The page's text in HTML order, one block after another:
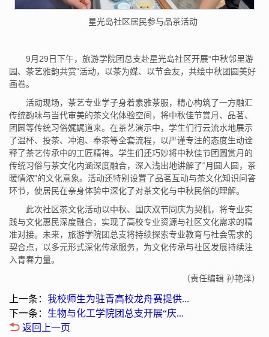
星光岛社区居民参与品茶活动
9月29日下午，旅游学院团总支赴星光岛社区开展“中秋邻里游
园、茶艺雅韵共赏”活动，以茶为媒、以节会友，共绘中秋团圆美好
画卷。
活动现场，茶艺专业学子身着素雅茶服，精心构筑了一方融汇
传统韵味与当代审美的茶文化体验空间，将中秋佳节赏月、品茗、
团圆等传统习俗娓娓道来。在茶艺演示中，学生们行云流水地展示
了温杯、投茶、冲泡、奉茶等全套流程，以严谨专注的态度生动诠
释了茶艺传承中的工匠精神。学生们还巧妙将中秋佳节团圆赏月的
传统习俗与茶文化内涵深度融合，深入浅出地讲解了“月圆人圆，茶
暖情浓”的文化意象。活动还特别设置了品茗互动与茶文化知识问答
环节，使居民在亲身体验中深化了对茶文化与中秋民俗的理解。
此次社区茶文化活动以中秋、国庆双节同庆为契机，将专业实
践与文化惠民深度融合，实现了高校专业资源与社区文化需求的精
准对接。未来，旅游学院团总支将持续探索专业教育与社会需求的
契合点，以多元形式深化传承服务，为文化传承与社区发展持续注
入青春力量。
（责任编辑 孙艳泽）
上一条： 我校师生为驻青高校龙舟赛提供...
下一条： 生物与化工学院团总支开展“庆...
返回上一页